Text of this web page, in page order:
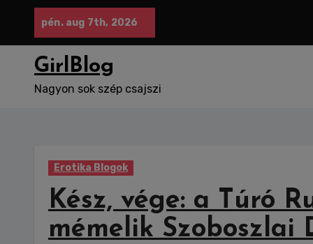
content
pén. aug 7th, 2026
GirlBlog
Nagyon sok szép csajszi
Erotika Blogok
Kész, vége: a Túró
mémelik Szoboszlai